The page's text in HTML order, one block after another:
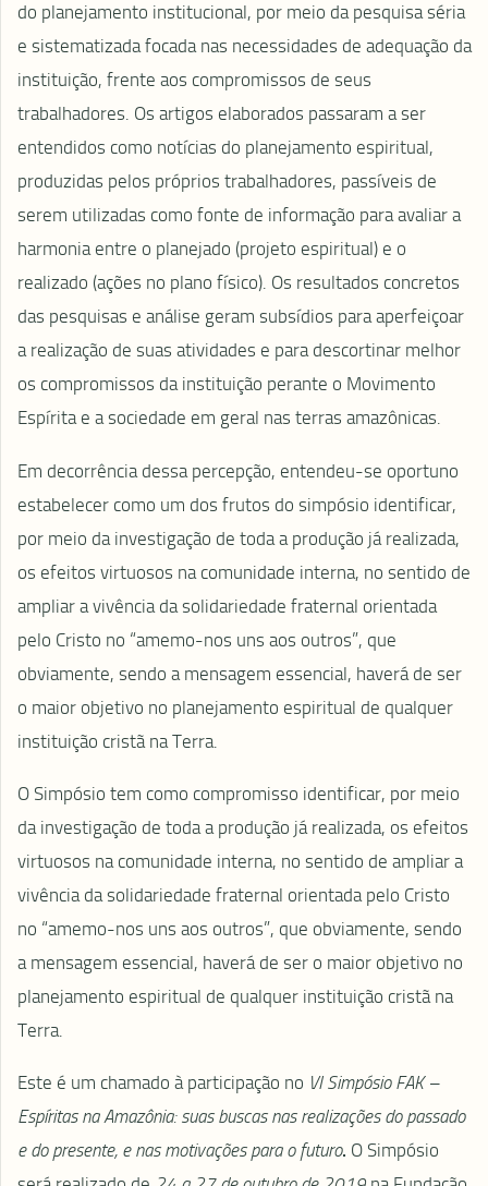
do planejamento institucional, por meio da pesquisa séria
e sistematizada focada nas necessidades de adequação da
instituição, frente aos compromissos de seus
trabalhadores. Os artigos elaborados passaram a ser
entendidos como notícias do planejamento espiritual,
produzidas pelos próprios trabalhadores, passíveis de
serem utilizadas como fonte de informação para avaliar a
harmonia entre o planejado (projeto espiritual) e o
realizado (ações no plano físico). Os resultados concretos
das pesquisas e análise geram subsídios para aperfeiçoar
a realização de suas atividades e para descortinar melhor
os compromissos da instituição perante o Movimento
Espírita e a sociedade em geral nas terras amazônicas.
Em decorrência dessa percepção, entendeu-se oportuno
estabelecer como um dos frutos do simpósio identificar,
por meio da investigação de toda a produção já realizada,
os efeitos virtuosos na comunidade interna, no sentido de
ampliar a vivência da solidariedade fraternal orientada
pelo Cristo no “amemo-nos uns aos outros”, que
obviamente, sendo a mensagem essencial, haverá de ser
o maior objetivo no planejamento espiritual de qualquer
instituição cristã na Terra.
O Simpósio tem como compromisso identificar, por meio
da investigação de toda a produção já realizada, os efeitos
virtuosos na comunidade interna, no sentido de ampliar a
vivência da solidariedade fraternal orientada pelo Cristo
no “amemo-nos uns aos outros”, que obviamente, sendo
a mensagem essencial, haverá de ser o maior objetivo no
planejamento espiritual de qualquer instituição cristã na
Terra.
Este é um chamado à participação no VI Simpósio FAK –
Espíritas na Amazônia: suas buscas nas realizações do passado
e do presente, e nas motivações para o futuro. O Simpósio